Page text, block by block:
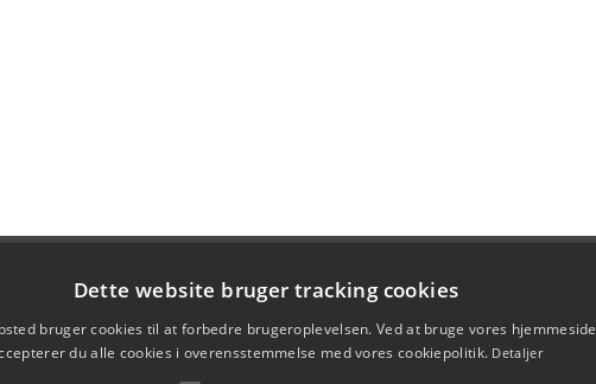
Dette website bruger tracking cookies
bruger cookies til at forbedre brugeroplevelsen. Ved at bruge vores hjemmeside
du alle cookies i overensstemmelse med vores cookiepolitik. Detaljer